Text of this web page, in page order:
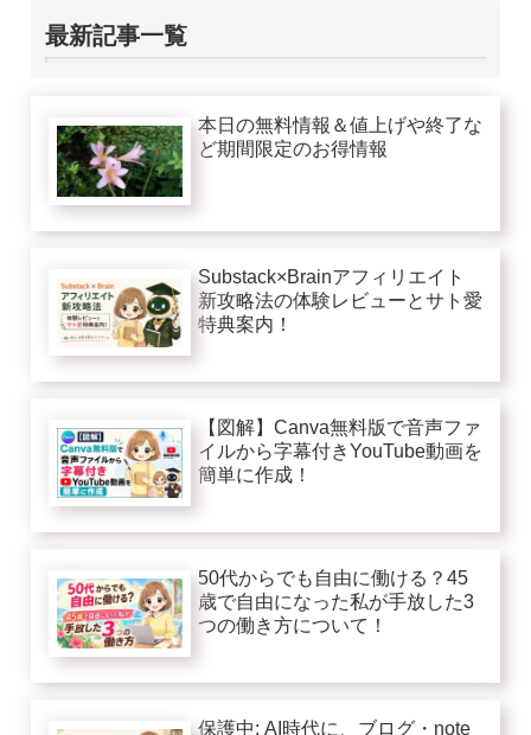
最新記事一覧
本日の無料情報＆値上げや終了な
ど期間限定のお得情報
Substack×Brainアフィリエイト
新攻略法の体験レビューとサト愛
特典案内！
【図解】Canva無料版で音声ファ
イルから字幕付きYouTube動画を
簡単に作成！
50代からでも自由に働ける？45
歳で自由になった私が手放した3
つの働き方について！
保護中: AI時代に、ブログ・note